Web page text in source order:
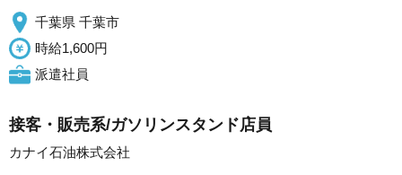
千葉県 千葉市
時給1,600円
派遣社員
接客・販売系/ガソリンスタンド店員
カナイ石油株式会社